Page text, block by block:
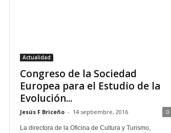
Actualidad
Congreso de la Sociedad
Europea para el Estudio de la
Evolución...
Jesús F Briceño - 14 septiembre, 2016 0
La directora de la Oficina de Cultura y Turismo,